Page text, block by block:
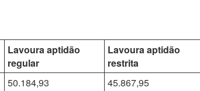
Lavoura aptidão
regular
Lavoura aptidão
restrita
50.184,93 45.867,95